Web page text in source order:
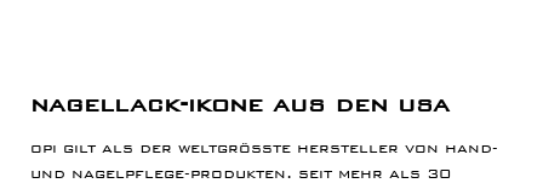
nagellack-ikone aus den usa
opi gilt als der weltgrößte hersteller von hand-
und nagelpflege-produkten. seit mehr als 30